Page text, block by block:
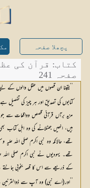
پچھلا صفحہ
کتاب: قرآن کی
صفحہ 241
’’یقینا ان قصوں میں عقل والوں کے
کتابوں کی تصدیق اور ہر چیز کی
مزید برآں قرآنی قصص وواقعات سے
ہیں، انھیں جھٹلانے کی وہ اہل کتاب
تھے، حالانکہ وہ نبی اکرم صلی
تھے۔ یہودیوں نے نبی اکرم صلی اللہ
کے ذریعے سے اس کا قصہ بخوبی جانتے
’’اور(اے نبی) وہ آپ سے